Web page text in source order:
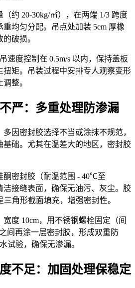
约 20-30kg/㎡），在两端 1/3 跨度
均匀分配。吊点处加装 5cm 厚橡
破损。
速度控制在 0.5m/s 以内，保持盖板
扭矩。吊装过程中安排专人观察变形
整。
严：多重处理防渗漏
因密封胶选择不当或涂抹不规范，
基础。尤其在温差大的地区，密封胶
酮密封胶（耐温范围 - 40℃至
接缝表面，确保无油污、灰尘。胶
三角形截面填充，增强密封性。
度 10cm，用不锈钢螺栓固定（间
间再涂一层密封胶，形成双重防
试验，确保无渗漏。
不足：加固处理保稳定